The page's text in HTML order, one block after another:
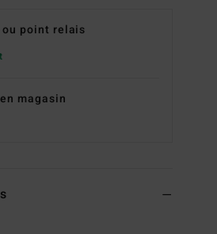
point relais
magasin